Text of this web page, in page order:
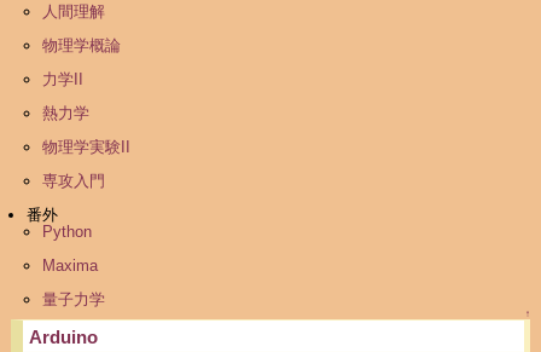
人間理解
物理学概論
力学II
熱力学
物理学実験II
専攻入門
番外
Python
Maxima
量子力学
↑
Arduino